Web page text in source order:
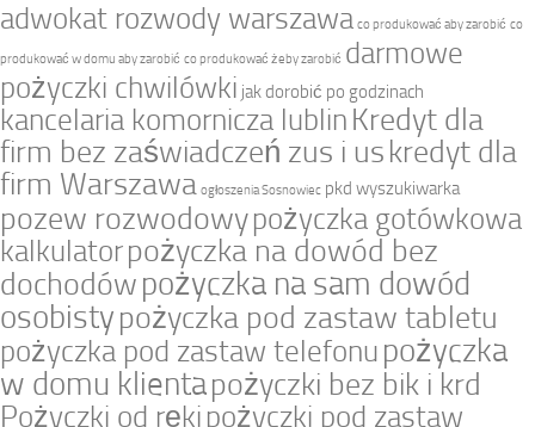
adwokat rozwody warszawa co produkować aby zarobić co
produkować w domu aby zarobić co produkować żeby zarobić darmowe
pożyczki chwilówki jak dorobić po godzinach
kancelaria komornicza lublin Kredyt dla
firm bez zaświadczeń zus i uskredyt dla
firm Warszawa ogłoszenia Sosnowiec pkd wyszukiwarka
pozew rozwodowypożyczka gotówkowa
kalkulatorpożyczka na dowód bez
dochodówpożyczka na sam dowód
osobistypożyczka pod zastaw tabletu
pożyczka pod zastaw telefonu pożyczka
w domu klientapożyczki bez bik i krd
Pożyczki od ręki pożyczki pod zastaw